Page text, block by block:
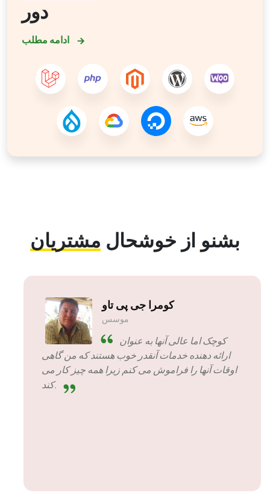
دور
بشنو از خوشحال مشتریان
سولی موتسوان
بنیانگذار و مدیر عامل شرکت Mogen
SiveHost جلوتر از زمان -
SiveHost معمولاً یک قدم جلوتر
است و بیشتر از مسائل قبل از زمان آگاه است.
مواردی وجود دارد که من مجبور شدم منتظر پاسخ